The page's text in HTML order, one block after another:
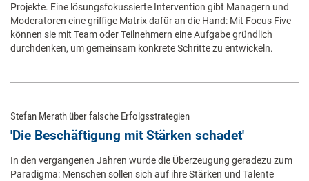
Projekte. Eine lösungsfokussierte Intervention gibt Managern und
Moderatoren eine griffige Matrix dafür an die Hand: Mit Focus Five
können sie mit Team oder Teilnehmern eine Aufgabe gründlich
durchdenken, um gemeinsam konkrete Schritte zu entwickeln.
Stefan Merath über falsche Erfolgsstrategien
'Die Beschäftigung mit Stärken schadet'
In den vergangenen Jahren wurde die Überzeugung geradezu zum
Paradigma: Menschen sollen sich auf ihre Stärken und Talente